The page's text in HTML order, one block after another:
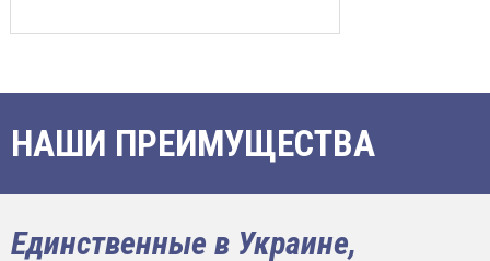
НАШИ ПРЕИМУЩЕСТВА
Единственные в Украине,